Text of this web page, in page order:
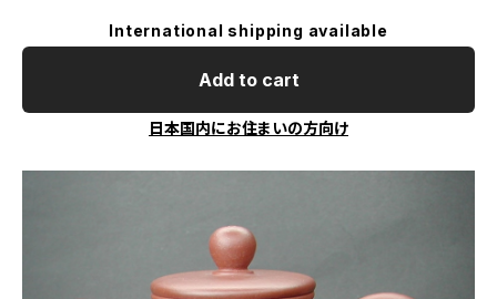
International shipping available
Add to cart
日本国内にお住まいの方向け